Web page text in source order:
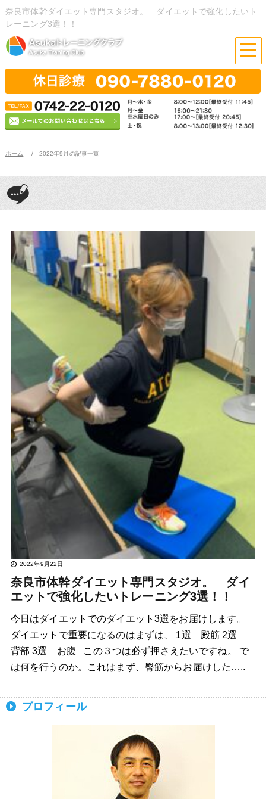
奈良市体幹ダイエット専門スタジオ。 ダイエットで強化したいト
レーニング3選！！
ホーム 2022年9月の記事一覧
2022年9月22日
奈良市体幹ダイエット専門スタジオ。 ダイ
エットで強化したいトレーニング3選！！
今日はダイエットでのダイエット3選をお届けします。
ダイエットで重要になるのはまずは、 1選 殿筋 2選
背部 3選 お腹 この３つは必ず押さえたいですね。 で
は何を行うのか。これはまず、臀筋からお届けした…..
プロフィール